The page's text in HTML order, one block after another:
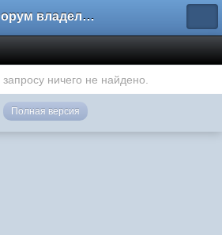
Форум владельцев интернет-магазинов
ничего не найдено.
Полная версия